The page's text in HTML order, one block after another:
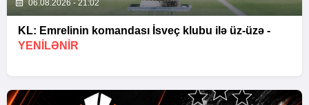
06.08.2026 - 21:02
KL: Emrelinin komandası İsveç klubu ilə üz-üzə -
YENİLƏNİR